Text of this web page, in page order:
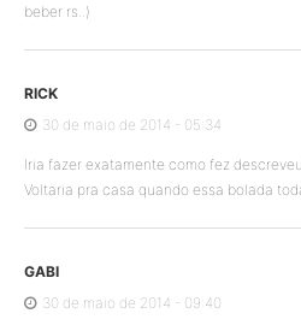
beber rs..)
RICK
30 de maio de 2014 - 05:34
Iria fazer exatamente como fez
Voltaria pra casa quando essa bolada
GABI
30 de maio de 2014 - 09:40